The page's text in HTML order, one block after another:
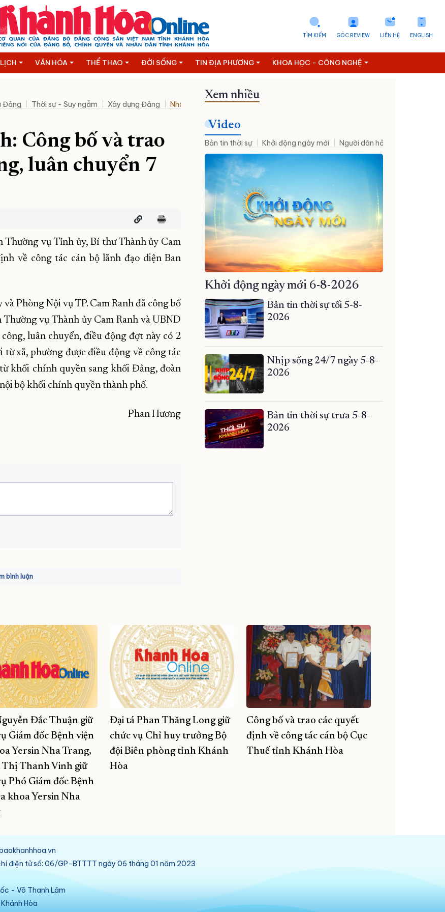
ENGLISH
LIÊN HỆ
GÓC REVIEW
TÌM KIẾM
VĂN HÓA THỂ THAO ĐỜI SỐNG TIN ĐỊA PHƯƠNG KHOA HỌC - CÔNG NGHỆ
Đảng Thời sự - Suy ngẫm Xây dựng Đảng Nhân sự mới Đưa NQ09 vào cuộc sống
Công bố và trao
luân chuyển 7
Thường vụ Tỉnh ủy, Bí thư Thành ủy Cam
về công tác cán bộ lãnh đạo diện Ban
Phòng Nội vụ TP. Cam Ranh đã công bố
vụ Thành ủy Cam Ranh và UBND
luân chuyển, điều động đợt này có 2
xã, phường được điều động về công tác
khối chính quyền sang khối Đảng, đoàn
bộ khối chính quyền thành phố.
Phan Hương
bình luận
Xem nhiều
Video
Bản tin thời sự Khởi động ngày mới Người dân hỏi – Cơ quan nhà
Khởi động ngày mới 6-8-2026
Bản tin thời sự tối 5-8-
2026
Nhịp sống 24/7 ngày 5-8-
2026
Bản tin thời sự trưa 5-8-
2026
Đắc Thuận giữ
Giám đốc Bệnh viện
Yersin Nha Trang,
Thị Thanh Vinh giữ
Phó Giám đốc Bệnh
khoa Yersin Nha
Đại tá Phan Thăng Long giữ
chức vụ Chỉ huy trưởng Bộ
đội Biên phòng tỉnh Khánh
Hòa
Công bố và trao các quyết
định về công tác cán bộ Cục
Thuế tỉnh Khánh Hòa
điện tử số: 06/GP-BTTTT ngày 06 tháng 01 năm 2023
- Võ Thanh Lâm
Hòa